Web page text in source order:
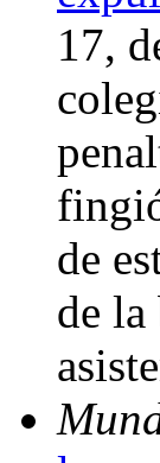
17,
de
de